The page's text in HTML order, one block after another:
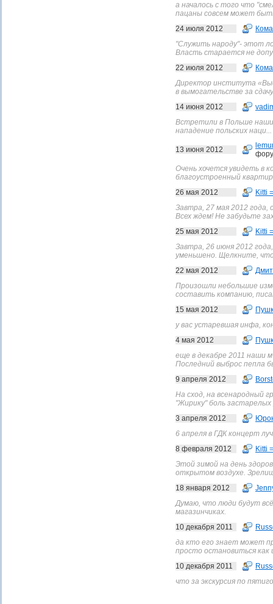
а началось с того что
пацаны совсем может
24 июля 2012
"Служить народу"- этот
Власть старается не
22 июля 2012
Директор института
в вымогательстве за
14 июня 2012
Встретили в Польше
нападение польских наци...
13 июня 2012
Очень хочется увидеть в
благоустроенный
26 мая 2012
Kitti
Завтра, 27 мая 2012 года,
Всех ждем! Не забудьте
25 мая 2012
Kitti
Завтра, 26 июня 2012
уменьшено. Щелкните,
22 мая 2012
Произошли небольшие
составить компанию,
15 мая 2012
у вас устаревшая инфа,
4 мая 2012
еще в декабре 2011 наши
Последний выброс пепла
9 апреля 2012
На сход, на всенародный
"Жирику" боль застарелых
3 апреля 2012
6 апреля в ГДК концерт
8 февраля 2012
Kitti
Этой зимой на день
открытом воздухе.
18 января 2012
Думаю, что люди будут
магазинчиках.
10 декабря 2011
да кто его знает может
просто остановиться
10 декабря 2011
что за экскурсия по